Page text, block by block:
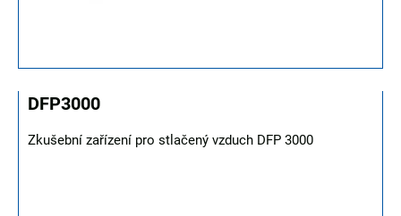
DFP3000
Zkušební zařízení pro stlačený vzduch DFP 3000